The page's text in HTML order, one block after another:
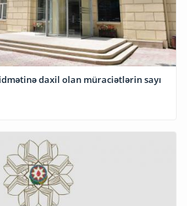
daxil olan müraciətlərin sayı